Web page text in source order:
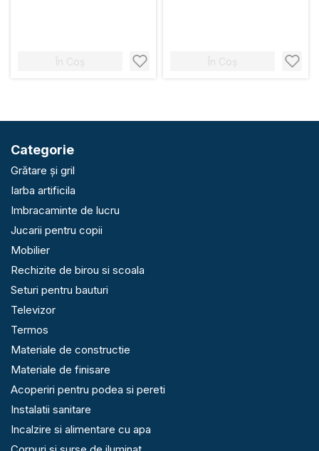
În Coș În Coș
Categorie
Grătare și gril
Iarba artificila
Imbracaminte de lucru
Jucarii pentru copii
Mobilier
Rechizite de birou si scoala
Seturi pentru bauturi
Televizor
Termos
Materiale de constructie
Materiale de finisare
Acoperiri pentru podea si pereti
Instalatii sanitare
Incalzire si alimentare cu apa